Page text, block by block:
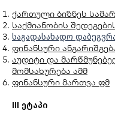
ქართული ბიზნეს
საქმიანობის
საგადასახადო
ფინანსური
აუდიტი და
მომსახურება ამმ
ფინანსური მართვა ფმ
III ეტაპი